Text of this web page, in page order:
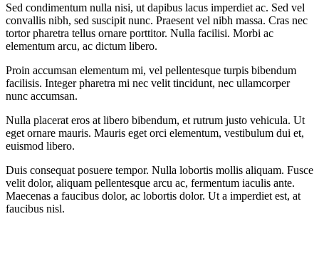
Sed condimentum nulla nisi, ut dapibus lacus imperdiet ac. Sed vel
convallis nibh, sed suscipit nunc. Praesent vel nibh massa. Cras nec
tortor pharetra tellus ornare porttitor. Nulla facilisi. Morbi ac
elementum arcu, ac dictum libero.
Proin accumsan elementum mi, vel pellentesque turpis bibendum
facilisis. Integer pharetra mi nec velit tincidunt, nec ullamcorper
nunc accumsan.
Nulla placerat eros at libero bibendum, et rutrum justo vehicula. Ut
eget ornare mauris. Mauris eget orci elementum, vestibulum dui et,
euismod libero.
Duis consequat posuere tempor. Nulla lobortis mollis aliquam. Fusce
velit dolor, aliquam pellentesque arcu ac, fermentum iaculis ante.
Maecenas a faucibus dolor, ac lobortis dolor. Ut a imperdiet est, at
faucibus nisl.